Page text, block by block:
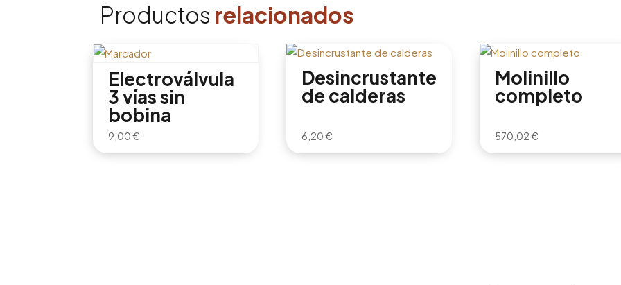
Productos relacionados
Electroválvula
3 vías sin
bobina
9,00€
Desincrustante
de calderas
6,20€
Molinillo
completo
570,02€